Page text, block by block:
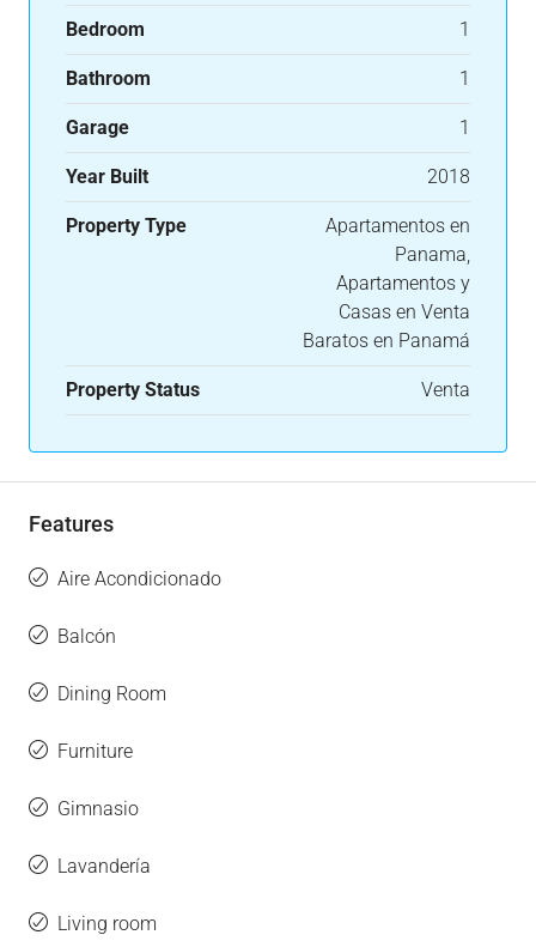
Bedroom 1
Bathroom 1
Garage 1
Year Built 2018
Property Type
Apartamentos en
Panama,
Apartamentos y
Casas en Venta
Baratos en Panamá
Property Status Venta
Features
Aire Acondicionado
Balcón
Dining Room
Furniture
Gimnasio
Lavandería
Living room